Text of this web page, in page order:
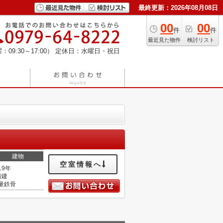
最終更新：2026年08月08日
00件
最近見た物件
00件
検討リスト
09:30～17:00） 定休日：水曜日・祝日
建物
年
建
鉄骨
空室情報へ